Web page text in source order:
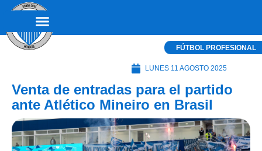
FÚTBOL PROFESIONAL
LUNES 11 AGOSTO 2025
Venta de entradas para el partido
ante Atlético Mineiro en Brasil